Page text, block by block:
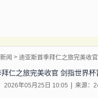
闻
仁之旅完美收官 剑指世界杯
2026年05月25日 10:05 来源：